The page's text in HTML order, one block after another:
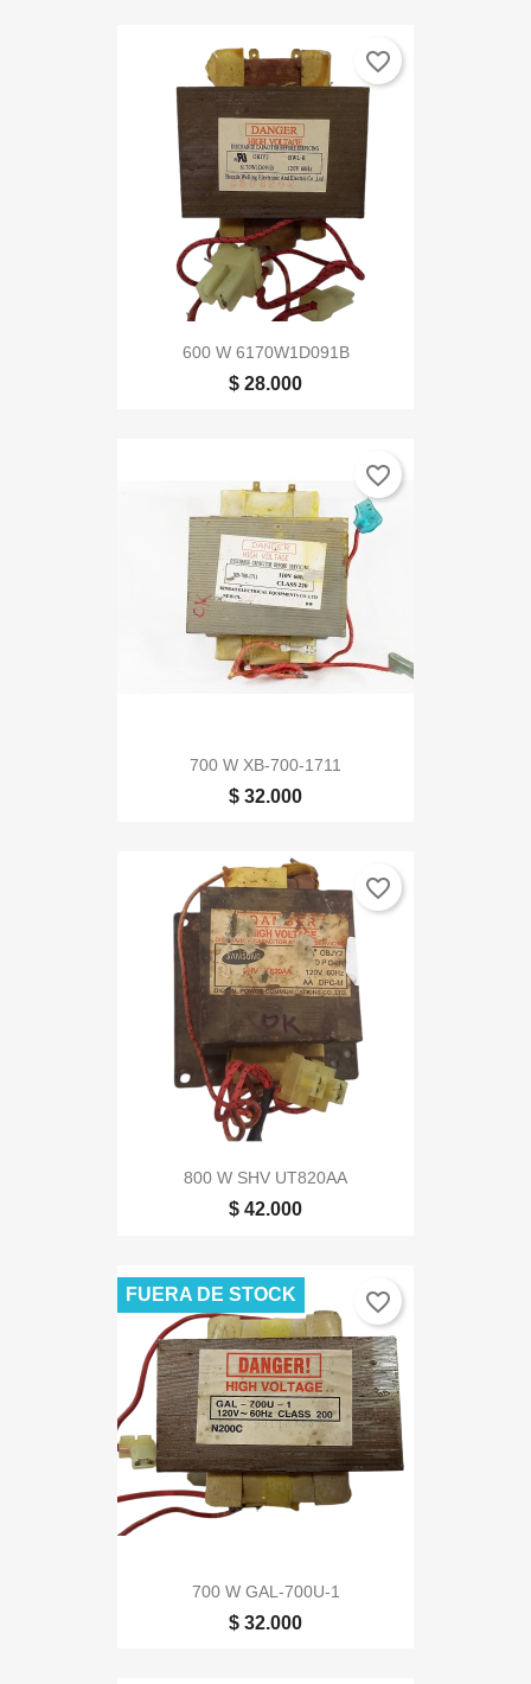
600 W 6170W1D091B
$ 28.000
favorite_border
700 W XB-700-1711
$ 32.000
favorite_border
800 W SHV UT820AA
$ 42.000
favorite_border
700 W GAL-700U-1
$ 32.000
FUERA DE STOCK favorite_border